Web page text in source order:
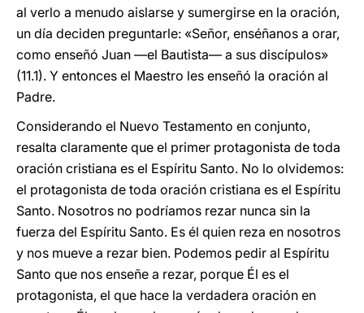
al verlo a menudo aislarse y sumergirse en la oración,
un día deciden preguntarle: «Señor, enséñanos a orar,
como enseñó Juan —el Bautista— a sus discípulos»
(11.1). Y entonces el Maestro les enseñó la oración al
Padre.
Considerando el Nuevo Testamento en conjunto,
resalta claramente que el primer protagonista de toda
oración cristiana es el Espíritu Santo. No lo olvidemos:
el protagonista de toda oración cristiana es el Espíritu
Santo. Nosotros no podríamos rezar nunca sin la
fuerza del Espíritu Santo. Es él quien reza en nosotros
y nos mueve a rezar bien. Podemos pedir al Espíritu
Santo que nos enseñe a rezar, porque Él es el
protagonista, el que hace la verdadera oración en